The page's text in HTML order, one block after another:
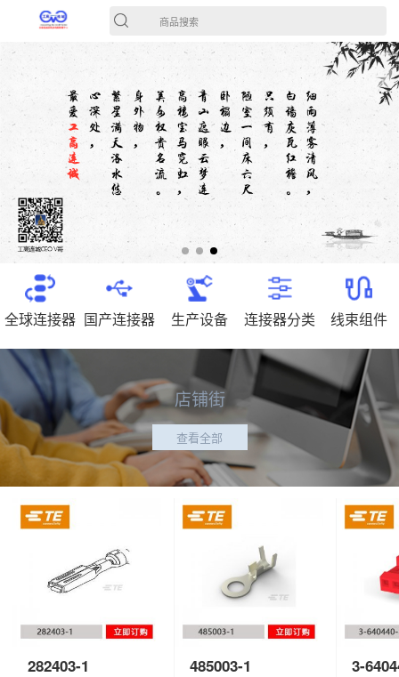
商品搜索
全球连接器 国产连接器 生产设备 连接器分类 线束组件
店铺街
查看全部
282403-1 485003-1 3-